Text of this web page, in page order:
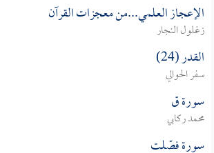
الإعجاز العلمي...من معجزات القرآن
زغلول النجار
القدر (24)
سفر الحوالي
سورة ق
محمد ركابي
سورة فصّلت